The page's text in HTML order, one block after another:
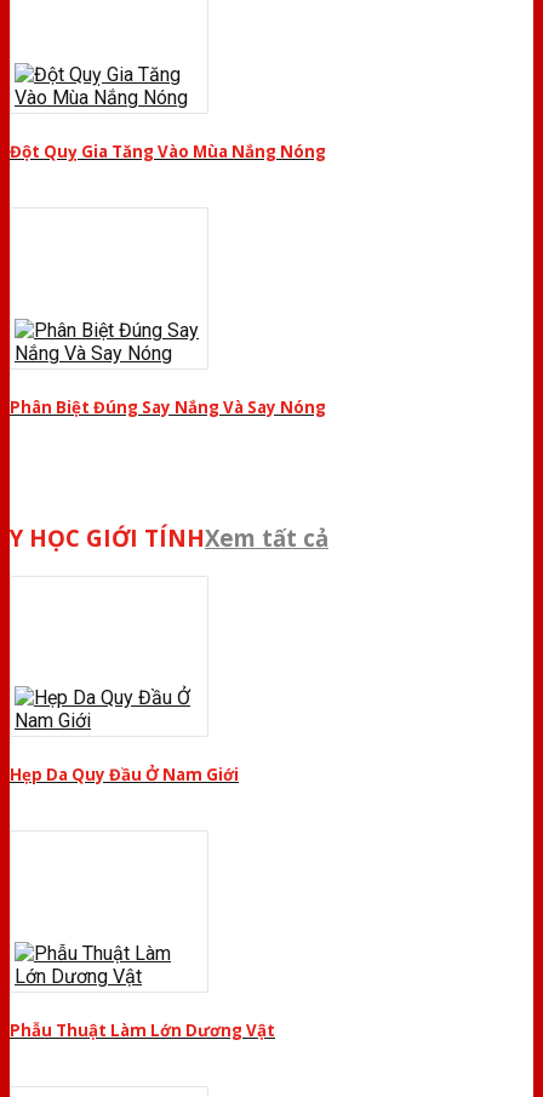
Đột Quỵ Gia Tăng Vào Mùa Nắng Nóng
Phân Biệt Đúng Say Nắng Và Say Nóng
Y HỌC GIỚI TÍNHXem tất cả
Hẹp Da Quy Đầu Ở Nam Giới
Phẫu Thuật Làm Lớn Dương Vật